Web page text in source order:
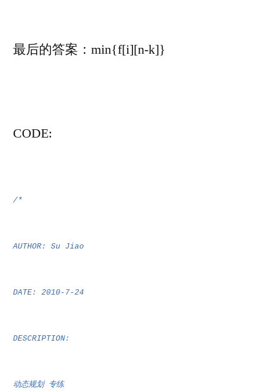
最后的答案：min{f[i][n-k]}
CODE:
/*
AUTHOR: Su Jiao
DATE: 2010-7-24
DESCRIPTION:
动态规划 专练